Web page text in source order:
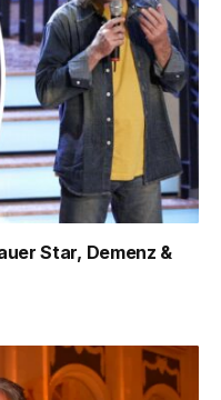
Star, Demenz &